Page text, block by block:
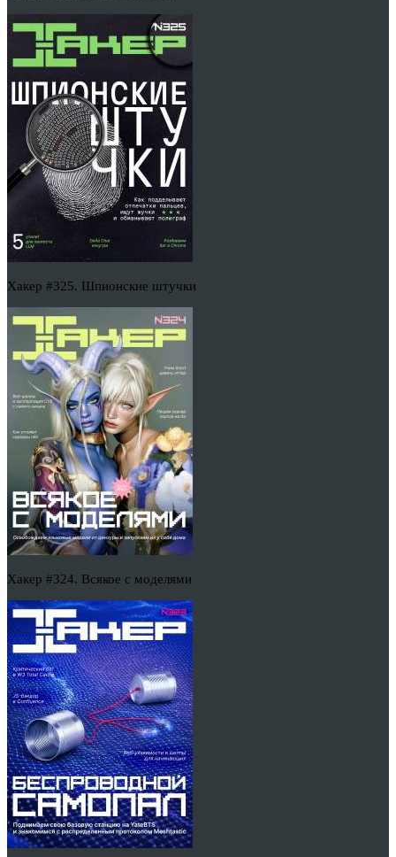
Хакер #325. Шпионские штучки
Хакер #324. Всякое с моделями